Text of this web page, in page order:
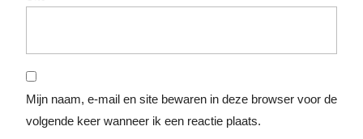
Mijn naam, e-mail en site bewaren in deze browser voor de
volgende keer wanneer ik een reactie plaats.